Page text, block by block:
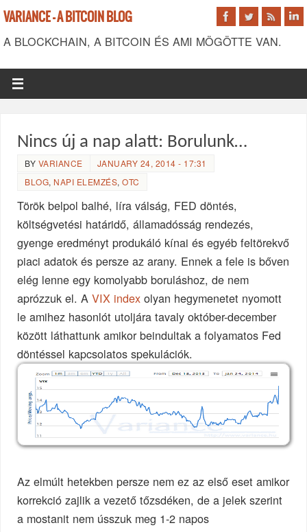
VARIANCE - A BITCOIN BLOG
A BLOCKCHAIN, A BITCOIN ÉS AMI MÖGÖTTE VAN.
Nincs új a nap alatt: Borulunk…
BY VARIANCE
JANUARY 24, 2014 - 17:31
BLOG, NAPI ELEMZÉS,OTC
Török belpol balhé, líra válság, FED döntés,
költségvetési határidő, államadósság rendezés,
gyenge eredményt produkáló kínai és egyéb feltörekvő
piaci adatok és persze az arany. Ennek a fele is bőven
elég lenne egy komolyabb boruláshoz, de nem
aprózzuk el. AVIX index olyan hegymenetet nyomott
le amihez hasonlót utoljára tavaly október-december
között láthattunk amikor beindultak a folyamatos Fed
döntéssel kapcsolatos spekulációk.
Az elmúlt hetekben persze nem ez az első eset amikor
korrekció zajlik a vezető tőzsdéken, de a jelek szerint
a mostanit nem ússzuk meg 1-2 napos